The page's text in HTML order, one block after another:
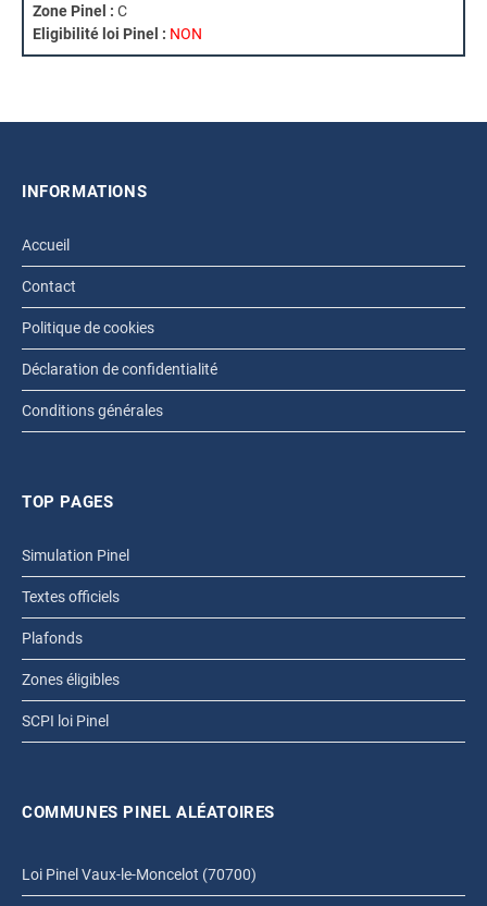
Zone Pinel : C
Eligibilité loi Pinel : NON
INFORMATIONS
Accueil
Contact
Politique de cookies
Déclaration de confidentialité
Conditions générales
TOP PAGES
Simulation Pinel
Textes officiels
Plafonds
Zones éligibles
SCPI loi Pinel
COMMUNES PINEL ALÉATOIRES
Loi Pinel Vaux-le-Moncelot (70700)